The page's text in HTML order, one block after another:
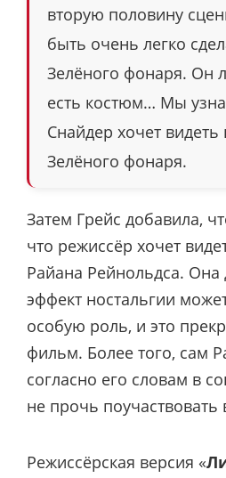
вторую половину
быть очень легко
Зелёного фонаря. Он
есть костюм… Мы
Снайдер хочет
Зелёного фонаря.
Затем Грейс добавила,
что режиссёр хочет
Райана Рейнольдса. Она
эффект ностальгии
особую роль, и это
фильм. Более того, сам
согласно его словам в
не прочь поучаствовать
Режиссёрская версия «